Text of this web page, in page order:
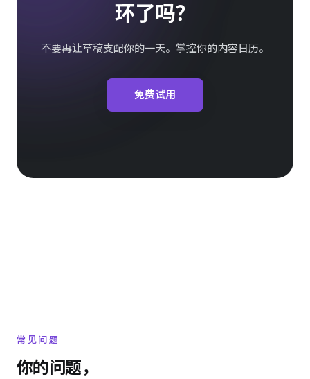
环了吗？
不要再让草稿支配你的一天。掌控你的内容日历。
免费试用
常见问题
你的问题，